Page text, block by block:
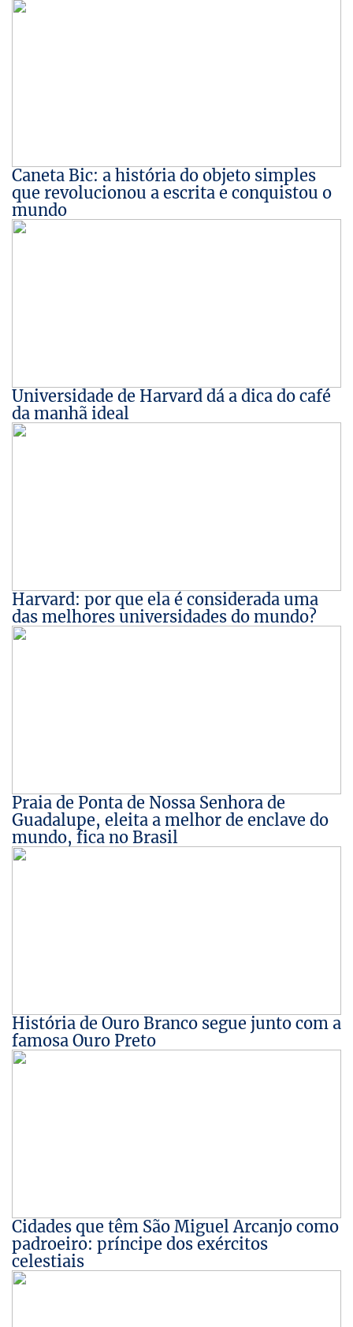
Caneta Bic: a história do objeto simples
que revolucionou a escrita e conquistou o
mundo
Universidade de Harvard dá a dica do café
da manhã ideal
Harvard: por que ela é considerada uma
das melhores universidades do mundo?
Praia de Ponta de Nossa Senhora de
Guadalupe, eleita a melhor de enclave do
mundo, fica no Brasil
História de Ouro Branco segue junto com a
famosa Ouro Preto
Cidades que têm São Miguel Arcanjo como
padroeiro: príncipe dos exércitos
celestiais